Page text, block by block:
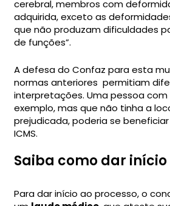
cerebral, membros com
adquirida, exceto as
que não produzam dificuldades
de funções”.
A defesa do Confaz para esta
normas anteriores permitiam
interpretações. Uma pessoa
exemplo, mas que não tinha a
prejudicada, poderia se
ICMS.
Saiba como dar
Para dar início ao processo, o